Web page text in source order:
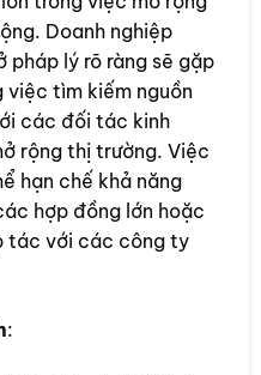
Doanh nghiệp
pháp lý rõ ràng sẽ gặp
việc tìm kiếm nguồn
các đối tác kinh
rộng thị trường. Việc
hạn chế khả năng
hợp đồng lớn hoặc
tác với các công ty
: